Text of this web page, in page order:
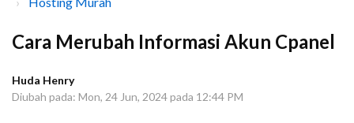
Cara Merubah Informasi Akun Cpanel
Huda Henry
Diubah pada: Mon, 24 Jun, 2024 pada 12:44 PM